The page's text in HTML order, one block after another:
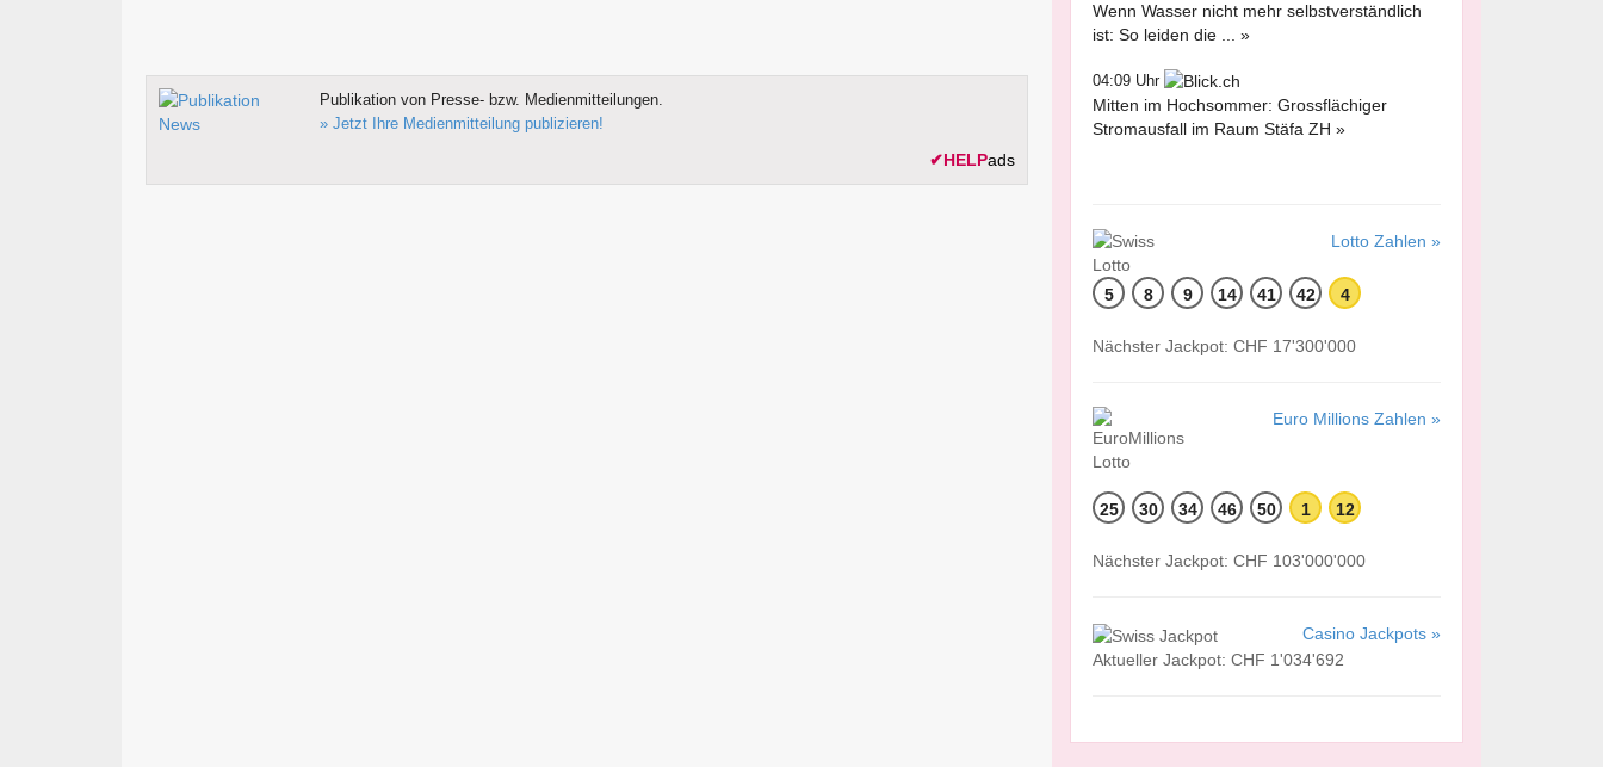
Publikation von Presse- bzw. Medienmitteilungen.
» Jetzt Ihre Medienmitteilung publizieren!
✔HELPads
Wenn Wasser nicht mehr selbstverständlich
ist: So leiden die ... »
04:09 Uhr
Mitten im Hochsommer: Grossflächiger
Stromausfall im Raum Stäfa ZH »
Lotto Zahlen »
5 8 9 14 41 42 4
Nächster Jackpot: CHF 17'300'000
Euro Millions Zahlen »
25 30 34 46 50 1 12
Nächster Jackpot: CHF 103'000'000
Casino Jackpots »
Aktueller Jackpot: CHF 1'034'692